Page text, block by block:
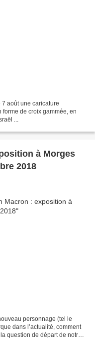
août une caricature
de croix gammée, en
...
à Morges
2018
personnage (tel le
dans l’actualité, comment
question de départ de notre